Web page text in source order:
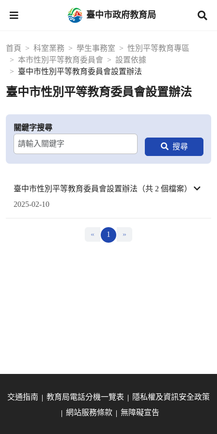
臺中市政府教育局
首頁 科室業務 學生事務室
性別平等教育專區
本市性別平等教育委員會
設置依據
臺中市性別平等教育委員會設置辦法
臺中市性別平等教育委員會設置辦法
關鍵字搜尋
臺中市性別平等教育委員會設置辦法（共 2 個檔案）
2025-02-10
« 1 »
交通指南 教育局電話分機一覽表
隱私權及資訊安全政策
網站服務條款
無障礙宣告